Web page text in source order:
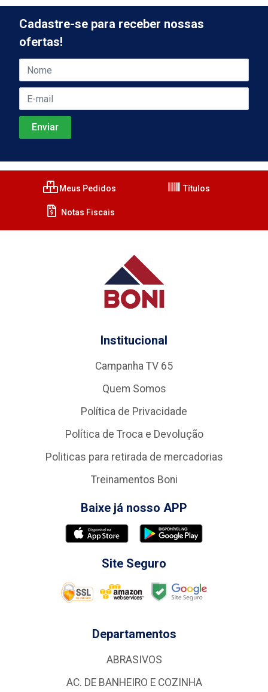
Cadastre-se para receber nossas
ofertas!
Meus Pedidos Títulos
Notas Fiscais
Institucional
Campanha TV 65
Quem Somos
Política de Privacidade
Política de Troca e Devolução
Politicas para retirada de mercadorias
Treinamentos Boni
Baixe já nosso APP
Site Seguro
Departamentos
ABRASIVOS
AC. DE BANHEIRO E COZINHA